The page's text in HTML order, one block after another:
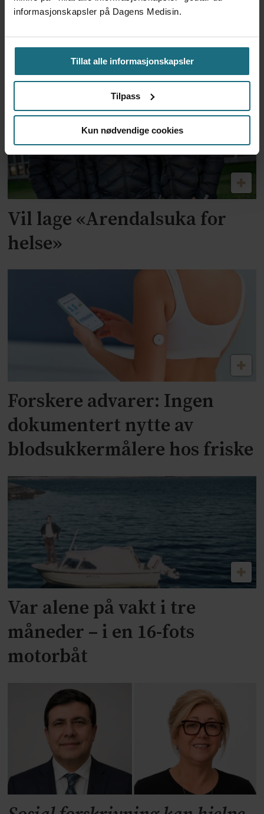
informasjonskapsler på Dagens Medisin.
Tillat alle informasjonskapsler
Tilpass
Kun nødvendige cookies
videreutvikling av ny robot
og dobler antallet
epilepsioperasjoner
Vil lage «Arendalsuka for
helse»
Forskere advarer: Ingen
dokumentert nytte av
blodsukkermålere hos friske
Var alene på vakt i tre
måneder – i en 16-fots
motorbåt